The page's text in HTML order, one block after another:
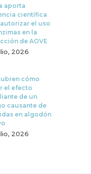
aporta
científica
el uso
en la
de AOVE
2026
cómo
el efecto
de un
causante de
en algodón
2026